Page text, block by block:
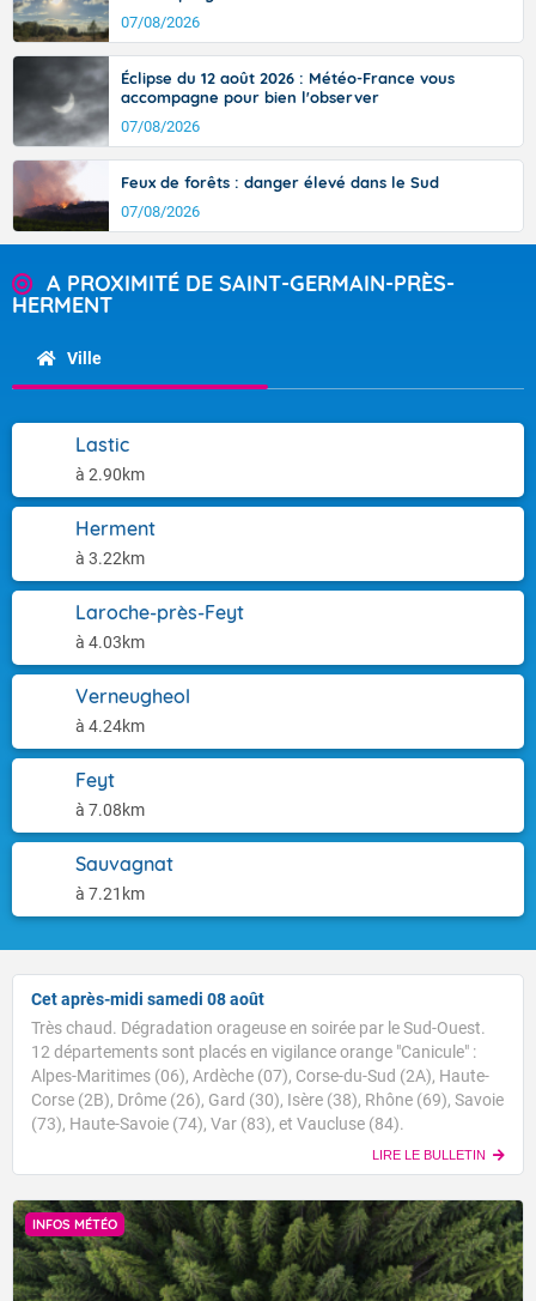
07/08/2026
Éclipse du 12 août 2026 : Météo-France vous
accompagne pour bien l'observer
07/08/2026
Feux de forêts : danger élevé dans le Sud
07/08/2026
A PROXIMITÉ DE SAINT-GERMAIN-PRÈS-
HERMENT
Ville
Lastic
à 2.90km
Herment
à 3.22km
Laroche-près-Feyt
à 4.03km
Verneugheol
à 4.24km
Feyt
à 7.08km
Sauvagnat
à 7.21km
Cet après-midi samedi 08 août
Très chaud. Dégradation orageuse en soirée par le Sud-Ouest.
12 départements sont placés en vigilance orange "Canicule" :
Alpes-Maritimes (06), Ardèche (07), Corse-du-Sud (2A), Haute-
Corse (2B), Drôme (26), Gard (30), Isère (38), Rhône (69), Savoie
(73), Haute-Savoie (74), Var (83), et Vaucluse (84).
LIRE LE BULLETIN
INFOS MÉTÉO